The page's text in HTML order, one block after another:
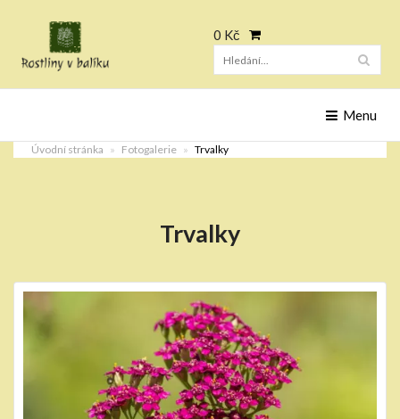
0 Kč
Menu
Úvodní stránka Fotogalerie Trvalky
Trvalky